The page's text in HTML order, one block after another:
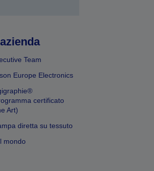
Team
Europe Electronics
certificato
Art)
diretta su tessuto
mondo